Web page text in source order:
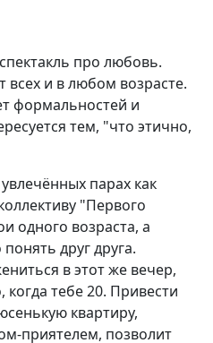
про любовь.
всех и в любом возрасте.
формальностей и
тем, "что этично,
парах как
"Первого
одного возраста, а
друг друга.
в этот же вечер,
тебе 20. Привести
квартиру,
приятелем, позволит